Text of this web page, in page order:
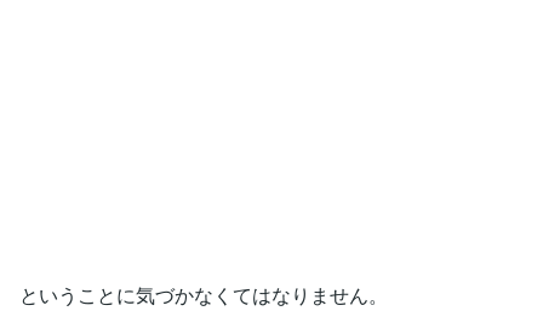
ということに気づかなくてはなりません。